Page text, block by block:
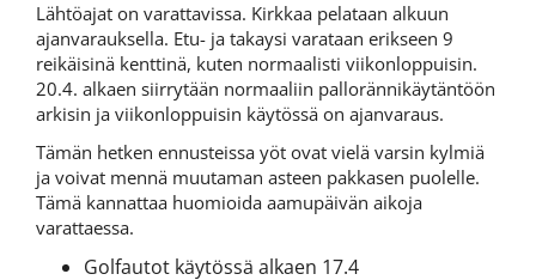
Lähtöajat on varattavissa. Kirkkaa pelataan alkuun
ajanvarauksella. Etu- ja takaysi varataan erikseen 9
reikäisinä kenttinä, kuten normaalisti viikonloppuisin.
20.4. alkaen siirrytään normaaliin pallorännikäytäntöön
arkisin ja viikonloppuisin käytössä on ajanvaraus.
Tämän hetken ennusteissa yöt ovat vielä varsin kylmiä
ja voivat mennä muutaman asteen pakkasen puolelle.
Tämä kannattaa huomioida aamupäivän aikoja
varattaessa.
Golfautot käytössä alkaen 17.4